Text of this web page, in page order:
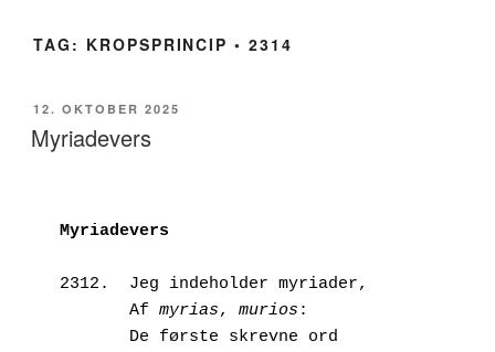
TAG: KROPSPRINCIP ◦ 2314
UDGIVET
DEN
12. OKTOBER 2025
Myriadevers
Myriadevers
2312.  Jeg indeholder myriader,
       Af
myrias, murios :
       De første skrevne ord